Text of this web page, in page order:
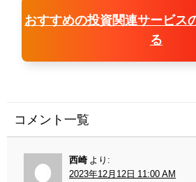
おすすめの投資関連サービス
る
コメント一覧
西崎 より:
2023年12月12日 11:00 AM